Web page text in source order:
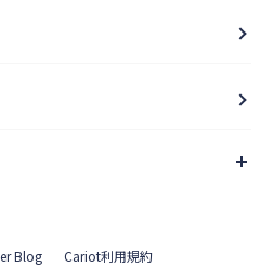
Blog
Cariot利用規約